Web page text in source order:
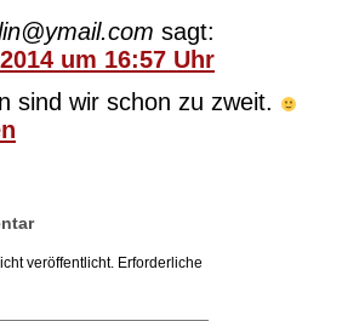
sagt:
um 16:57 Uhr
sind wir schon zu zweit.
veröffentlicht. Erforderliche